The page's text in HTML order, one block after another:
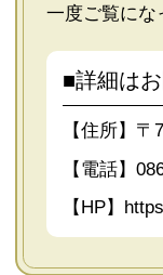
一度ご覧にな
■詳細は
【住所】
【電話】
【HP】